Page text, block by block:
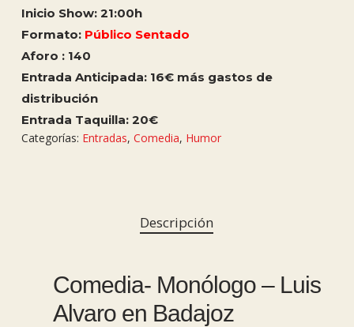
Inicio Show: 21:00h
Formato: Público Sentado
Aforo : 140
Entrada Anticipada: 16€ más gastos de
distribución
Entrada Taquilla: 20€
Categorías: Entradas, Comedia, Humor
Descripción
Comedia- Monólogo – Luis
Alvaro en Badajoz